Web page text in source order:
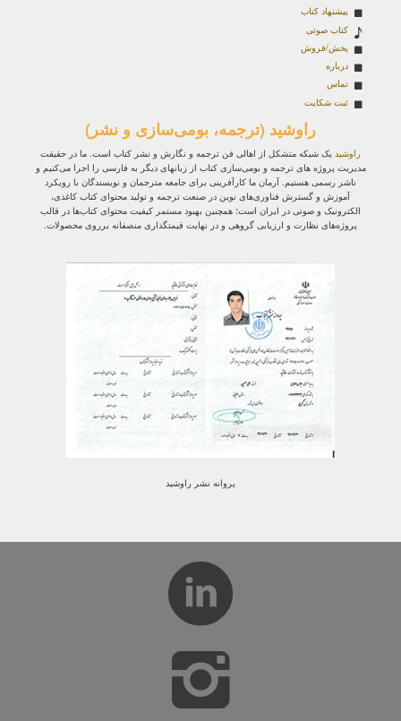
پیشنهاد کتاب
کتاب صوتی
پخش/فروش
درباره
تماس
ثبت شکایت
راوشید (ترجمه، بومی‌سازی و نشر)
راوشید یک شبکه متشکل از اهالی فن ترجمه و نگارش و نشر کتاب است. ما در حقیقت
مدیریت پروژه‌ های ترجمه و بومی‌سازی کتاب از زبانهای دیگر به فارسی را اجرا می‌کنیم و
ناشر رسمی هستیم. آرمان ما کارآفرینی برای جامعه مترجمان و نویسندگان با رویکرد
آموزش و گسترش فناوری‌های نوین در صنعت ترجمه و تولید محتوای کتاب کاغذی،
الکترونیک و صوتی در ایران است؛ همچنین بهبود مستمر کیفیت محتوای کتاب‌ها در قالب
پروژه‌های نظارت و ارزیابی گروهی و در نهایت قیمتگذاری منصفانه برروی محصولات.
پروانه نشر راوشید